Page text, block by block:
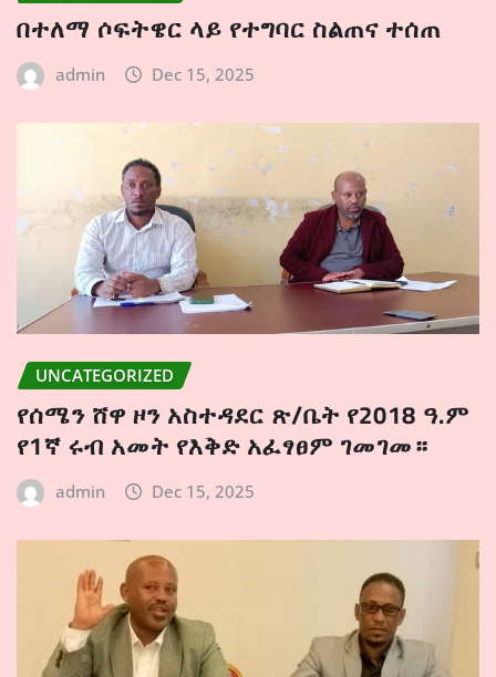
በተለማ ሶፍትዌር ላይ የተግባር ስልጠና ተሰጠ
admin Dec 15, 2025
UNCATEGORIZED
የሰሜን ሸዋ ዞን አስተዳደር ጽ/ቤት የ2018 ዓ.ም
የ1ኛ ሩብ አመት የእቅድ አፈፃፀም ገመገመ።
admin Dec 15, 2025